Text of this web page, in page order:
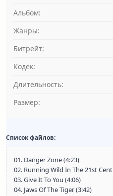
Альбом:
Жанры:
Битрейт:
Кодек:
Длительность:
Размер:
Список файлов:
01. Danger Zone (4:23)
02. Running Wild In The 21st
03. Give It To You (4:06)
04. Jaws Of The Tiger (3:42)